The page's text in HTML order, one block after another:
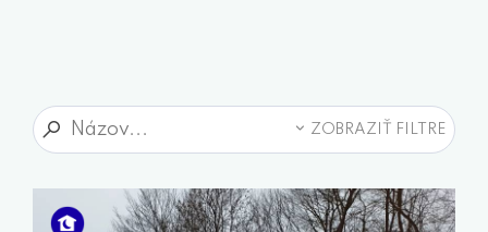
ZOBRAZIŤ FILTRE